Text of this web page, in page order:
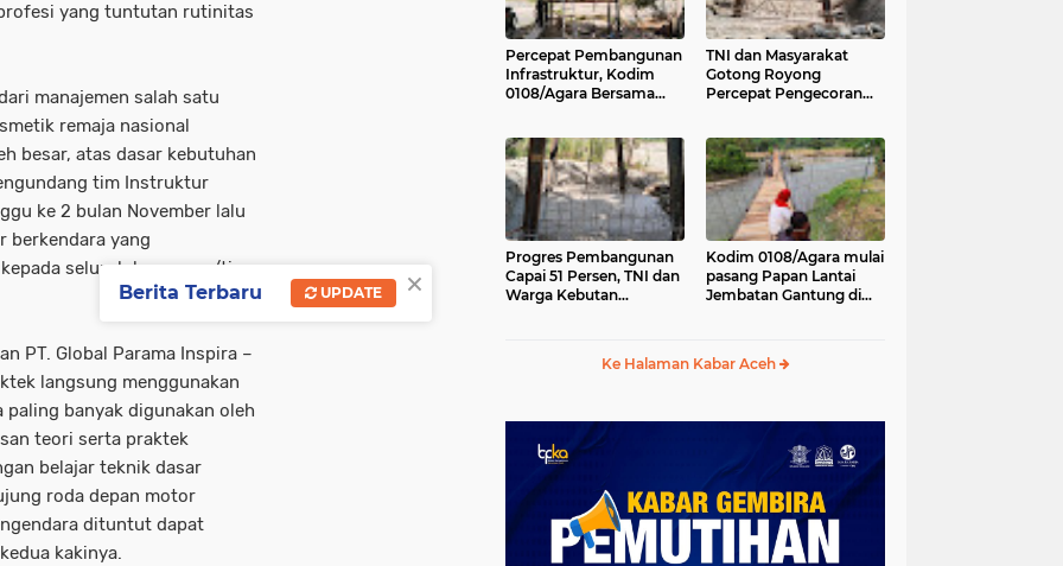
yang tuntutan rutinitas
manajemen salah satu
remaja nasional
besar, atas dasar kebutuhan
tim Instruktur
ke 2 bulan November lalu
berkendara yang
seluruh karyawan/ti
PT. Global Parama Inspira –
langsung menggunakan
banyak digunakan oleh
teori serta praktek
belajar teknik dasar
roda depan motor
dituntut dapat
kakinya.
Percepat Pembangunan
Infrastruktur, Kodim
0108/Agara Bersama
Gantung di Lawe Ger
Ger, Aceh Tenggara
TNI dan Masyarakat
Gotong Royong
Percepat Pengecoran
Aceh Tenggara
Progres Pembangunan
Capai 51 Persen, TNI dan
Warga Kebutan
Kodim 0108/Agara mulai
pasang Papan Lantai
Jembatan Gantung di
Ke Halaman Kabar Aceh
×
Berita Terbaru UPDATE